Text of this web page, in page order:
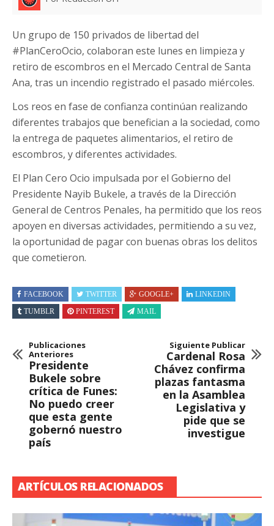
Un grupo de 150 privados de libertad del
#PlanCeroOcio, colaboran este lunes en limpieza y
retiro de escombros en el Mercado Central de Santa
Ana, tras un incendio registrado el pasado miércoles.
Los reos en fase de confianza continúan realizando
diferentes trabajos que benefician a la sociedad, como
la entrega de paquetes alimentarios, el retiro de
escombros, y diferentes actividades.
El Plan Cero Ocio impulsada por el Gobierno del
Presidente Nayib Bukele, a través de la Dirección
General de Centros Penales, ha permitido que los reos
apoyen en diversas actividades, permitiendo a su vez,
la oportunidad de pagar con buenas obras los delitos
que cometieron.
FACEBOOK TWITTER GOOGLE+
LINKEDIN
TUMBLR
PINTEREST MAIL
Publicaciones
Anteriores
Presidente
Bukele sobre
crítica de Funes:
No puedo creer
que esta gente
gobernó nuestro
país
Siguiente Publicar
Cardenal Rosa
Chávez confirma
plazas fantasma
en la Asamblea
Legislativa y
pide que se
investigue
ARTÍCULOS RELACIONADOS